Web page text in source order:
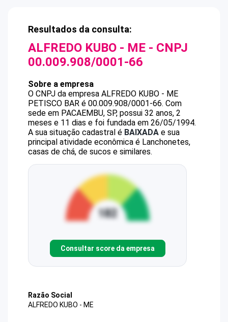
Resultados da consulta:
ALFREDO KUBO - ME - CNPJ
00.009.908/0001-66
Sobre a empresa
O CNPJ da empresa ALFREDO KUBO - ME
PETISCO BAR é 00.009.908/0001-66. Com
sede em PACAEMBU, SP, possui 32 anos, 2
meses e 11 dias e foi fundada em 26/05/1994.
A sua situação cadastral é BAIXADA e sua
principal atividade econômica é Lanchonetes,
casas de chá, de sucos e similares.
Consultar score da empresa
Razão Social
ALFREDO KUBO - ME